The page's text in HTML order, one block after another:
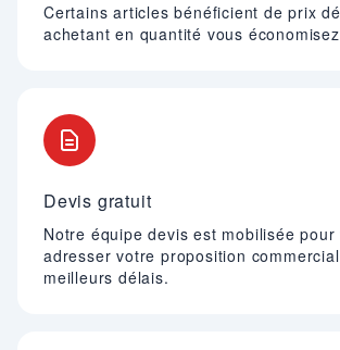
Certains articles bénéficient de prix
achetant en quantité vous
Devis gratuit
Notre équipe devis est mobilisée pour
adresser votre proposition
meilleurs délais.